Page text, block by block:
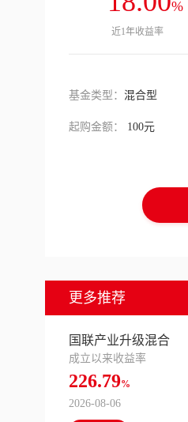
%
近1年收益率
基金类型： 混合型
起购金额： 100元
更多推荐
国联产业升级混合
成立以来收益率
226.79%
2026-08-06